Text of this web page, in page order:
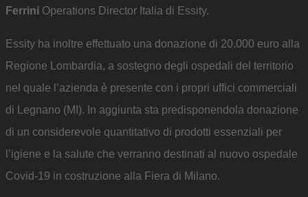
Ferrini Operations Director Italia di Essity.
Essity ha inoltre effettuato una donazione di 20.000 euro alla
Regione Lombardia, a sostegno degli ospedali del territorio
nel quale l’azienda è presente con i propri uffici commerciali
di Legnano (MI). In aggiunta sta predisponendola donazione
di un considerevole quantitativo di prodotti essenziali per
l’igiene e la salute che verranno destinati al nuovo ospedale
Covid-19 in costruzione alla Fiera di Milano.